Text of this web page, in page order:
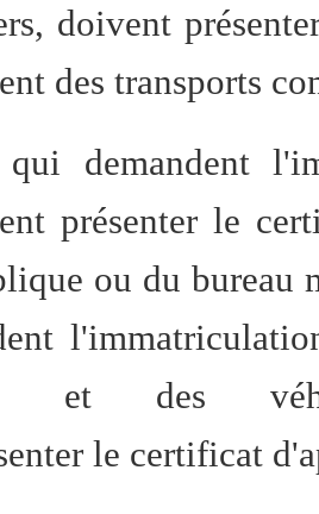
doivent
des transports
demandent
présenter le
ou du
et des
le certificat